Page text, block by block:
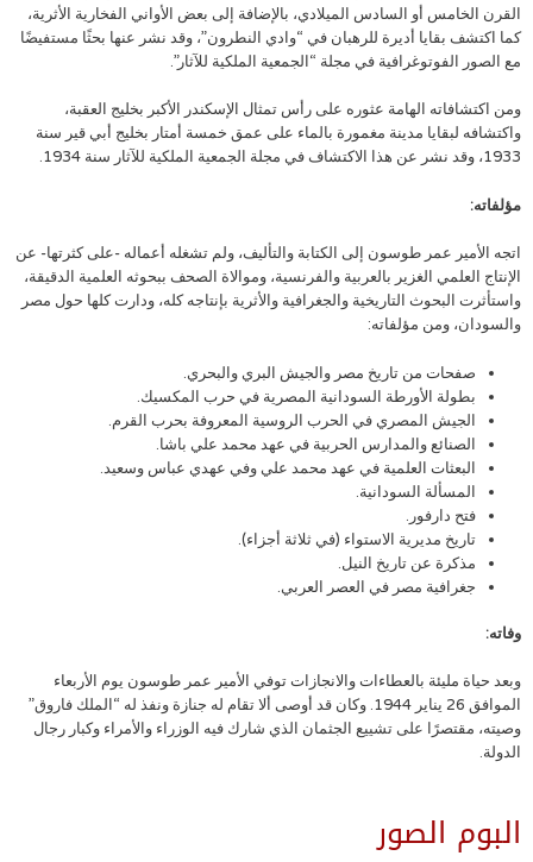
القرن الخامس أو السادس الميلادي، بالإضافة إلى بعض الأواني الفخارية الأثرية،
كما اكتشف بقايا أديرة للرهبان في “وادي النطرون”، وقد نشر عنها بحثًا مستفيضًا
مع الصور الفوتوغرافية في مجلة “الجمعية الملكية للآثار”.
ومن اكتشافاته الهامة عثوره على رأس تمثال الإسكندر الأكبر بخليج العقبة،
واكتشافه لبقايا مدينة مغمورة بالماء على عمق خمسة أمتار بخليج أبي قير سنة
1933، وقد نشر عن هذا الاكتشاف في مجلة الجمعية الملكية للآثار سنة 1934.
مؤلفاته:
اتجه الأمير عمر طوسون إلى الكتابة والتأليف، ولم تشغله أعماله -على كثرتها- عن
الإنتاج العلمي الغزير بالعربية والفرنسية، وموالاة الصحف ببحوثه العلمية الدقيقة،
واستأثرت البحوث التاريخية والجغرافية والأثرية بإنتاجه كله، ودارت كلها حول مصر
والسودان، ومن مؤلفاته:
صفحات من تاريخ مصر والجيش البري والبحري.
بطولة الأورطة السودانية المصرية في حرب المكسيك.
الجيش المصري في الحرب الروسية المعروفة بحرب القرم.
الصنائع والمدارس الحربية في عهد محمد علي باشا.
البعثات العلمية في عهد محمد علي وفي عهدي عباس وسعيد.
المسألة السودانية.
فتح دارفور.
تاريخ مديرية الاستواء (في ثلاثة أجزاء).
مذكرة عن تاريخ النيل.
جغرافية مصر في العصر العربي.
وفاته:
وبعد حياة مليئة بالعطاءات والانجازات توفي الأمير عمر طوسون يوم الأربعاء
الموافق 26 يناير 1944. وكان قد أوصى ألا تقام له جنازة ونفذ له “الملك فاروق”
وصيته، مقتصرًا على تشييع الجثمان الذي شارك فيه الوزراء والأمراء وكبار رجال
الدولة.
البوم الصور